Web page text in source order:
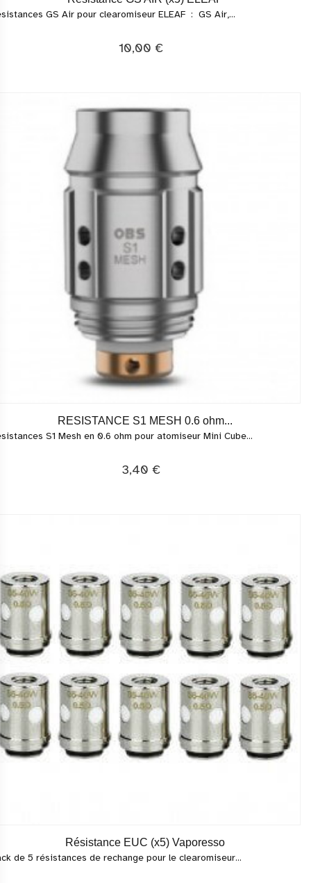
GS Air pour clearomiseur ELEAF : GS Air,...
10,00 €
RESISTANCE S1 MESH 0.6 ohm...
S1 Mesh en 0.6 ohm pour atomiseur Mini Cube...
3,40 €
Résistance EUC (x5) Vaporesso
de 5 résistances de rechange pour le clearomiseur...